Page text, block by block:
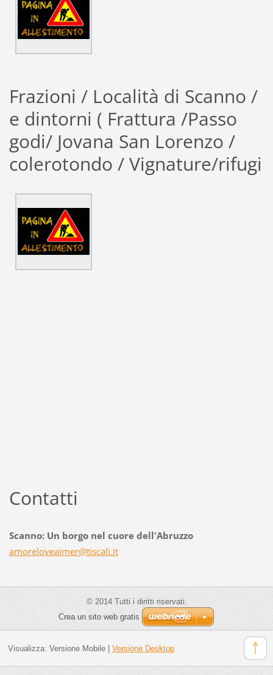
Frazioni / Località di Scanno /
e dintorni ( Frattura /Passo
godi/ Jovana San Lorenzo /
colerotondo / Vignature/rifugi
Contatti
Scanno: Un borgo nel cuore dell'Abruzzo
amoreloveaimer@tiscali.it
© 2014 Tutti i diritti riservati.
Crea un sito web gratis
Visualizza: Versione Mobile| Versione Desktop